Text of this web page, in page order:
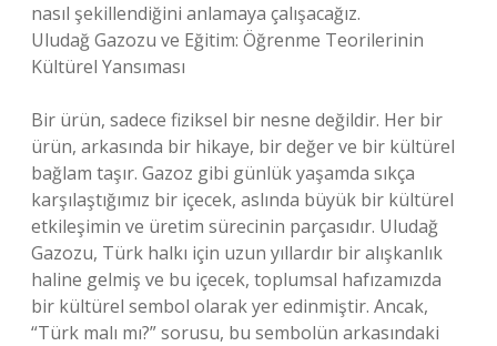
nasıl şekillendiğini anlamaya çalışacağız.
Uludağ Gazozu ve Eğitim: Öğrenme Teorilerinin
Kültürel Yansıması
Bir ürün, sadece fiziksel bir nesne değildir. Her bir
ürün, arkasında bir hikaye, bir değer ve bir kültürel
bağlam taşır. Gazoz gibi günlük yaşamda sıkça
karşılaştığımız bir içecek, aslında büyük bir kültürel
etkileşimin ve üretim sürecinin parçasıdır. Uludağ
Gazozu, Türk halkı için uzun yıllardır bir alışkanlık
haline gelmiş ve bu içecek, toplumsal hafızamızda
bir kültürel sembol olarak yer edinmiştir. Ancak,
“Türk malı mı?” sorusu, bu sembolün arkasındaki